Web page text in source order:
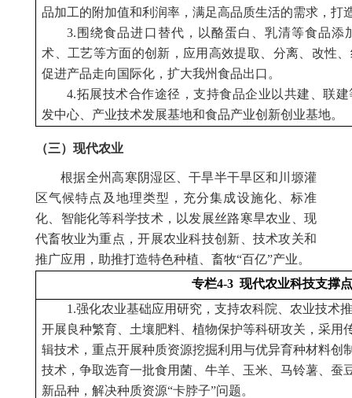
品加工的附加值和利润率，满足高品质生活的需求，打
3.围绕食品进口替代，以酪蛋白、乳清等食品添
术、工艺等方面的创新，应用高效提取、分离、改性
促进产品走向国际化，扩大我州食品出口。
4.拓展技术合作途径，支持食品企业以共建、联
发中心、产业技术发展基地和食品产业创新创业基地。
（三）现代农业
根据全州高寒阴湿区、干旱半干旱区和 川塬灌
区气候特点及地理类型，充分集成设施化、标准
化、智能化等科学技术， 以发展丝路寒旱农业、现
代畜牧业为重点，开展农业科技创新、技术攻关和
推广应用，助推打造特色种植、畜牧“百亿”产业。
专栏4-3 现代农业科技支撑点
1.强化农业基础应用研究，支持农科院、农业技术
开展良种繁育、土壤肥料、植物保护等科研攻关，采用
辑技术，重点开展种质资源挖掘利用与优异育种材料创
技术，争取选育一批食用菌、牛羊、玉米、马铃薯、蚕
新品种，解决种质资源“卡脖子”问题。